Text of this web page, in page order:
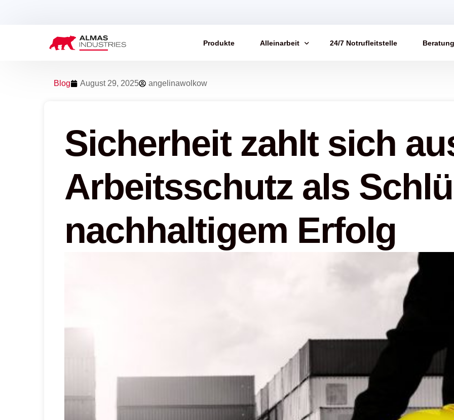
Produkte Alleinarbeit 24/7 Notrufleitstelle Beratung
Blog August 29, 2025 angelinawolkow
Sicherheit zahlt sich
Arbeitsschutz als
nachhaltigem Erfolg